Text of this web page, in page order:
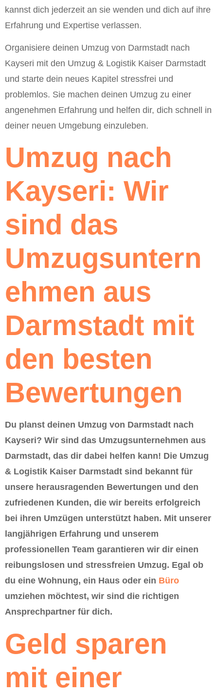
kannst dich jederzeit an sie wenden und dich auf ihre
Erfahrung und Expertise verlassen.
Organisiere deinen Umzug von Darmstadt nach
Kayseri mit den Umzug & Logistik Kaiser Darmstadt
und starte dein neues Kapitel stressfrei und
problemlos. Sie machen deinen Umzug zu einer
angenehmen Erfahrung und helfen dir, dich schnell in
deiner neuen Umgebung einzuleben.
Umzug nach
Kayseri: Wir
sind das
Umzugsuntern
ehmen aus
Darmstadt mit
den besten
Bewertungen
Du planst deinen Umzug von Darmstadt nach
Kayseri? Wir sind das Umzugsunternehmen aus
Darmstadt, das dir dabei helfen kann! Die Umzug
& Logistik Kaiser Darmstadt sind bekannt für
unsere herausragenden Bewertungen und den
zufriedenen Kunden, die wir bereits erfolgreich
bei ihren Umzügen unterstützt haben. Mit unserer
langjährigen Erfahrung und unserem
professionellen Team garantieren wir dir einen
reibungslosen und stressfreien Umzug. Egal ob
du eine Wohnung, ein Haus oder ein Büro
umziehen möchtest, wir sind die richtigen
Ansprechpartner für dich.
Geld sparen
mit einer